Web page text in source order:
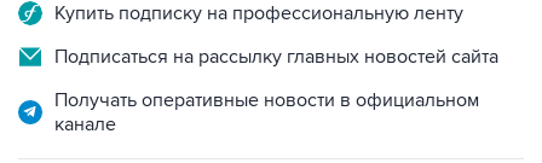
Купить подписку на профессиональную ленту
Подписаться на рассылку главных новостей сайта
Получать оперативные новости в официальном
канале